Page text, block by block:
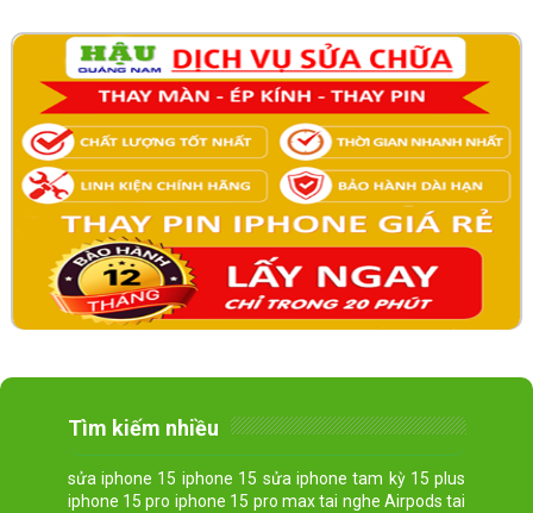
Tìm kiếm nhiều
sửa iphone 15 iphone 15 sửa iphone tam kỳ 15 plus
iphone 15 pro iphone 15 pro max tai nghe Airpods tai